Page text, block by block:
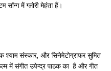
में ग्लोरी मेहंता हैं।
संस्कार, और सिनेमेटोग्राफर सुमित
में संगीत उपेन्द्र पाठक का है और गीत